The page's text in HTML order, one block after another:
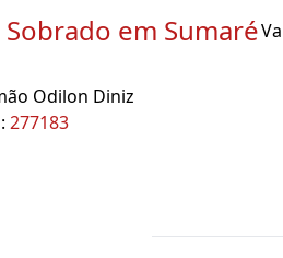
Sobrado em Sumaré
Odilon Diniz
277183